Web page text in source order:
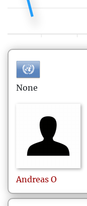
None
Andreas O